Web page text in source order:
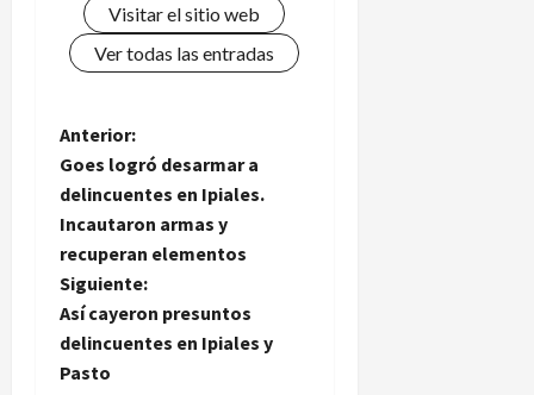
Visitar el sitio web
Ver todas las entradas
N
a
v
e
g
Anterior:
Goes logró desarmar a
delincuentes en Ipiales.
Incautaron armas y
recuperan elementos
Siguiente:
Así cayeron presuntos
delincuentes en Ipiales y
Pasto